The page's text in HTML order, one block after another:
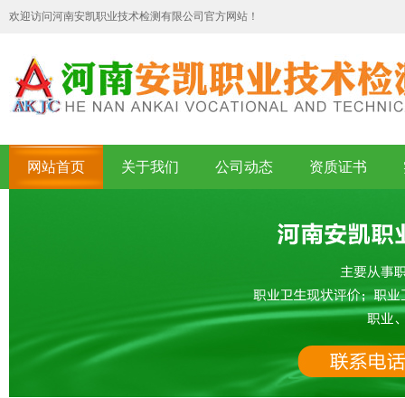
欢迎访问河南安凯职业技术检测有限公司官方网站！
网站首页 关于我们 公司动态 资质证书